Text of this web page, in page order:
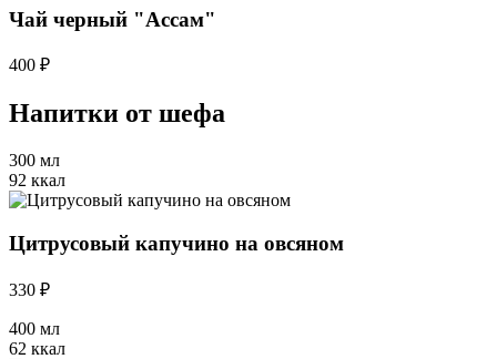
Чай черный "Ассам"
400 ₽
Напитки от шефа
300 мл
92 ккал
Цитрусовый капучино на овсяном
330 ₽
400 мл
62 ккал